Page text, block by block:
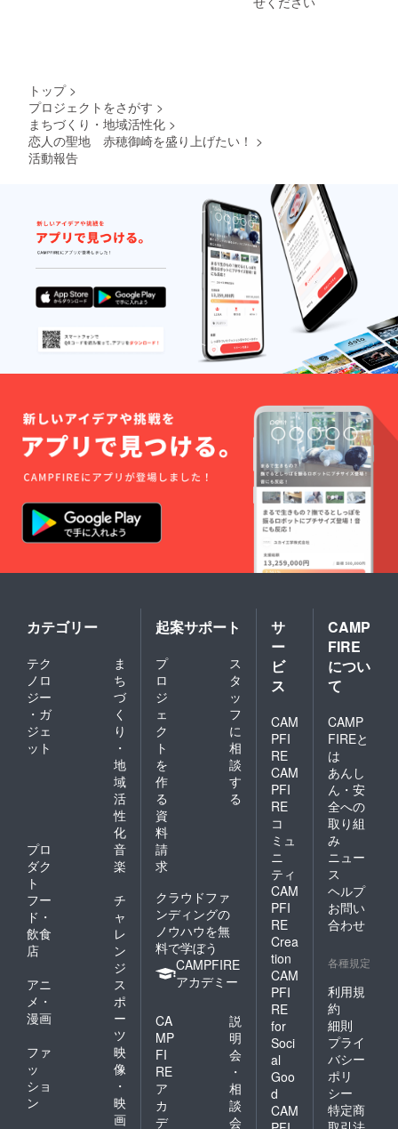
トップ >
プロジェクトをさがす >
まちづくり・地域活性化 >
恋人の聖地 赤穂御崎を盛り上げたい！ >
活動報告
カテゴリー
テク
ノロ
ジー
・ガ
ジェ
ット
ま
ち
づ
く
り
・
地
域
活
性
化
プロ
ダク
ト
音
楽
フー
ド・
飲食
店
チ
ャ
レ
ン
ジ
アニ
メ・
漫画
ス
ポ
ー
ツ
ファ
ッ
ショ
ン
映
像
・
映
画
起案サポート
プ
ロ
ジ
ェ
ク
ト
を
作
る
ス
タ
ッ
フ
に
相
談
す
る
資
料
請
求
クラウドファ
ンディングの
ノウハウを無
料で学ぼう
CAMPFIRE
アカデミー
CA
MP
FI
RE
ア
カ
デ
説
明
会
・
相
談
会
サ
ー
ビ
ス
CAM
PFI
RE
CAM
PFI
RE
コ
ミュ
ニ
ティ
CAM
PFI
RE
Crea
tion
CAM
PFI
RE
for
Soci
al
Goo
d
CAM
CAMP
FIRE
につい
て
CAMP
FIREと
は
あんし
ん・安
全への
取り組
み
ニュー
ス
ヘルプ
お問い
合わせ
各種規定
利用規
約
細則
プライ
バシー
ポリ
シー
特定商